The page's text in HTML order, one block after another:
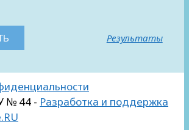
Результаты
№ 44 - Разработка и поддержка